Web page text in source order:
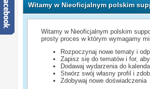
Witamy w Nieoficjalnym polskim
Witamy w Nieoficjalnym polskim
prosty proces w którym wymagamy
Rozpoczynaj nowe tematy i
Zapisz się do tematów i for,
Dodawaj wydarzenia do
Stwórz swój własny profil i
Zdobywaj nowe doświadczenia